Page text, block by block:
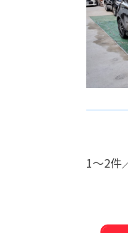
1～2件